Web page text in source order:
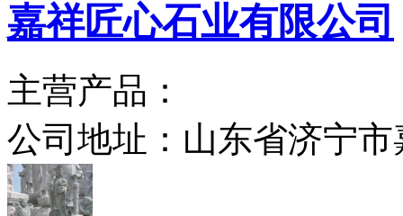
嘉祥匠心石业有限公司
主营产品：
公司地址： 山东省济宁